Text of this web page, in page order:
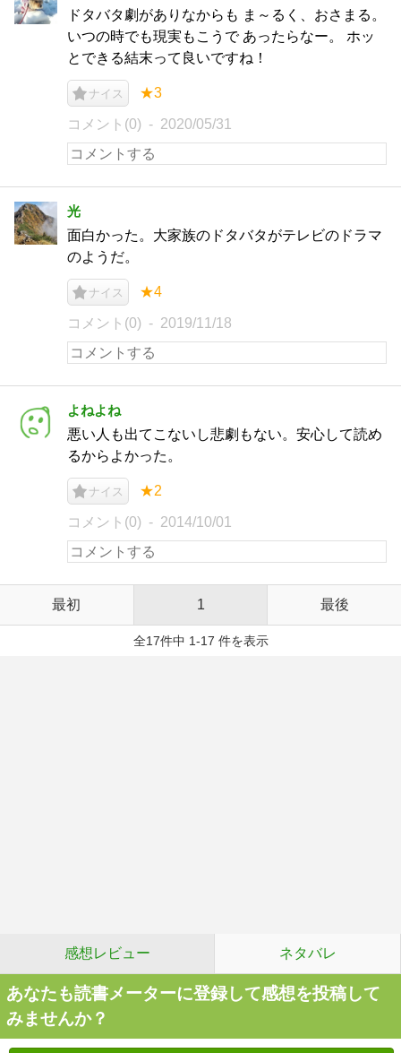
ドタバタ劇がありなからも ま～るく、おさまる。
いつの時でも現実もこうで あったらなー。 ホッ
とできる結末って良いですね！
ナイス ★3
コメント(0) 2020/05/31
光
面白かった。大家族のドタバタがテレビのドラマ
のようだ。
ナイス ★4
コメント(0) 2019/11/18
よねよね
悪い人も出てこないし悲劇もない。安心して読め
るからよかった。
ナイス ★2
コメント(0) 2014/10/01
最初 1 最後
全17件中 1-17 件を表示
感想レビュー ネタバレ
あなたも読書メーターに登録して感想を投稿して
みませんか？